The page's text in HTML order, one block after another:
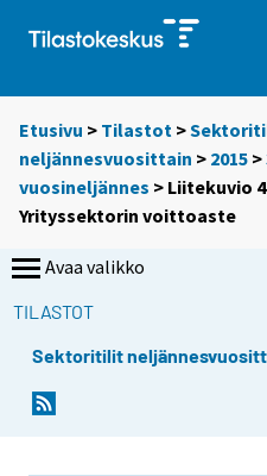
Etusivu > Tilastot >
neljännesvuosittain > 2015 >
vuosineljännes > Liitekuvio
Yrityssektorin voittoaste
Avaa valikko
TILASTOT
Sektoritilit